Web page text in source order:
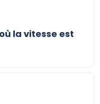
la vitesse est